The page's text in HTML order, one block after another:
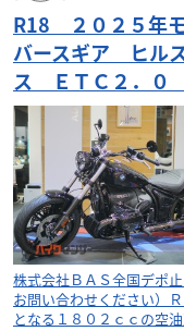
検索条件でおすすめ
R18 ２０２５年
バースギア ヒル
ス ＥＴＣ２．０
株式会社ＢＡＳ全国デポ
お問い合わせください）
となる１８０２ｃｃの空